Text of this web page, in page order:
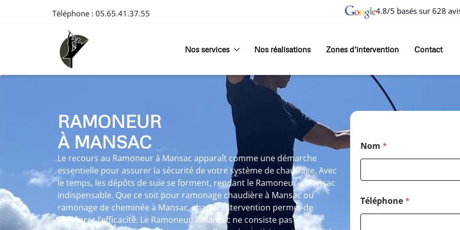
Téléphone : 05.65.41.37.55 4.8/5 basés sur 628
Nos services Nos réalisations Zones d’intervention Contact
RAMONEUR
À MANSAC
Le recours au Ramoneur à Mansac apparaît comme une démarche
essentielle pour assurer la sécurité de votre système de chauffage. Avec
le temps, les dépôts de suie se forment, rendant le Ramoneur à Mansac
indispensable. Que ce soit pour ramonage chaudière à Mansac ou
ramonage de cheminée à Mansac, chaque intervention permet de
améliorer l’efficacité. Le Ramoneur à Mansac ne consiste pas
Nom *
Téléphone*